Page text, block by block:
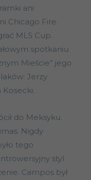
ani
Chicago Fire.
MLS Cup.
spotkaniu
Mieście” jego
Jerzy
do Meksyku.
Nigdy
tego
styl
Campos był